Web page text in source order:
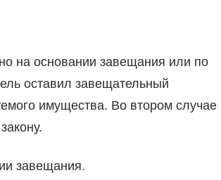
на основании завещания или по
оставил завещательный
имущества. Во втором случае
завещания.